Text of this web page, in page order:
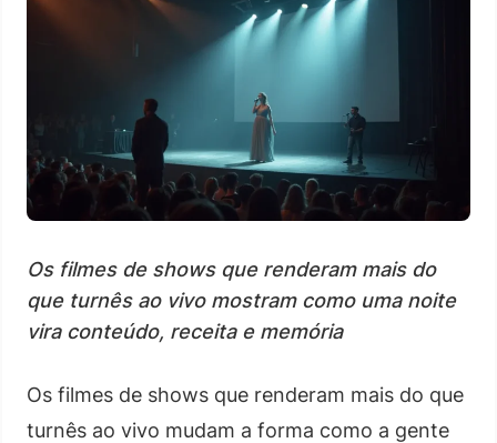
Os filmes de shows que renderam mais do
que turnês ao vivo mostram como uma noite
vira conteúdo, receita e memória
Os filmes de shows que renderam mais do que
turnês ao vivo mudam a forma como a gente